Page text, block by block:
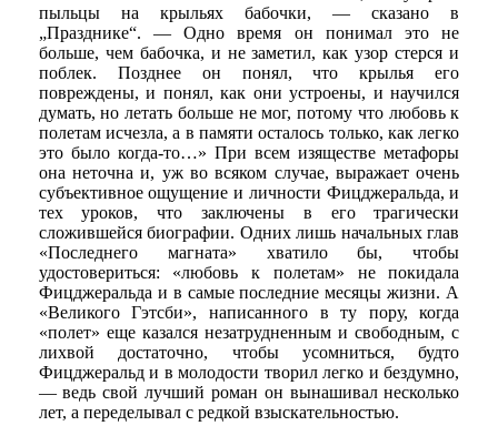
пыльцы на крыльях бабочки, — сказано в
„Празднике“. — Одно время он понимал это не
больше, чем бабочка, и не заметил, как узор стерся и
поблек. Позднее он понял, что крылья его
повреждены, и понял, как они устроены, и научился
думать, но летать больше не мог, потому что любовь к
полетам исчезла, а в памяти осталось только, как легко
это было когда-то…» При всем изяществе метафоры
она неточна и, уж во всяком случае, выражает очень
субъективное ощущение и личности Фицджеральда, и
тех уроков, что заключены в его трагически
сложившейся биографии. Одних лишь начальных глав
«Последнего магната» хватило бы, чтобы
удостовериться: «любовь к полетам» не покидала
Фицджеральда и в самые последние месяцы жизни. А
«Великого Гэтсби», написанного в ту пору, когда
«полет» еще казался незатрудненным и свободным, с
лихвой достаточно, чтобы усомниться, будто
Фицджеральд и в молодости творил легко и бездумно,
— ведь свой лучший роман он вынашивал несколько
лет, а переделывал с редкой взыскательностью.